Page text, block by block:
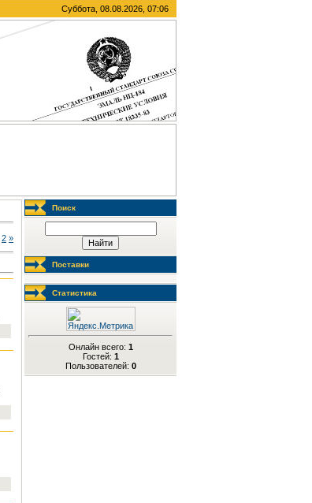
Суббота, 08.08.2026, 07:06
2 »
Поиск
Поставки
Статистика
Онлайн всего: 1
Гостей: 1
Пользователей: 0